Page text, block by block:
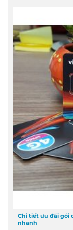
Chi tiết ưu đãi gói
nhanh